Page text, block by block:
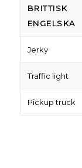
BRITTISK
ENGELSKA
Jerky
Traffic light
Pickup truck